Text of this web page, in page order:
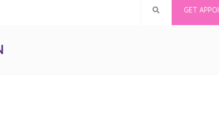
GET